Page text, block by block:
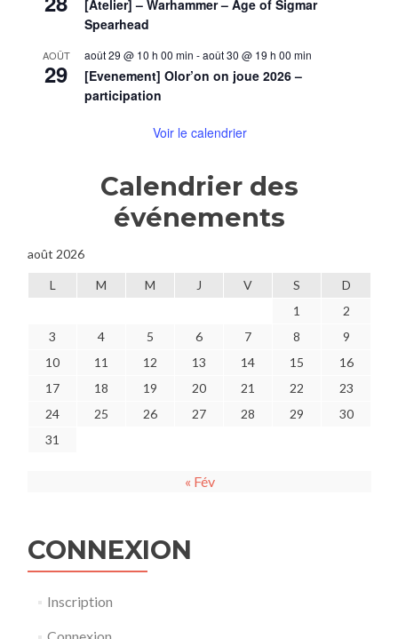
[Atelier] – Warhammer – Age of Sigmar
Spearhead
AOÛT
29
août 29 @ 10 h 00 min -août 30 @ 19 h 00 min
[Evenement] Olor’on on joue 2026 –
participation
Voir le calendrier
Calendrier des
événements
août 2026
L M M J V S
D
1
2
3
4 5 6 7 8
9
10
11 12 13 14 15
16
17
18 19 20 21 22
23
24
25 26 27 28 29
30
31
« Fév
CONNEXION
Inscription